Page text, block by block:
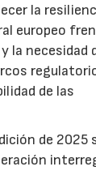
la
europeo
la necesidad
de las
de 2025